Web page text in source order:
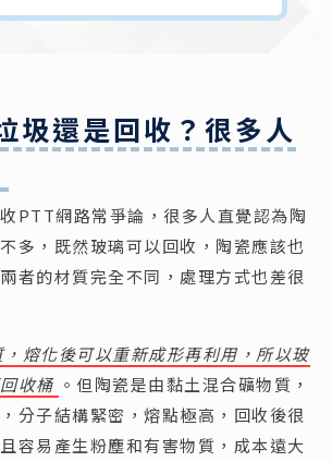
圾還是回收？很多人
PTT網路常爭論，很多人直覺認為陶
多，既然玻璃可以回收，陶瓷應該也
者的材質完全不同，處理方式也差很
熔化後可以重新成形再利用，所以玻
收桶 。但陶瓷是由黏土混合礦物質，
分子結構緊密，熔點極高，回收後很
容易產生粉塵和有害物質，成本遠大